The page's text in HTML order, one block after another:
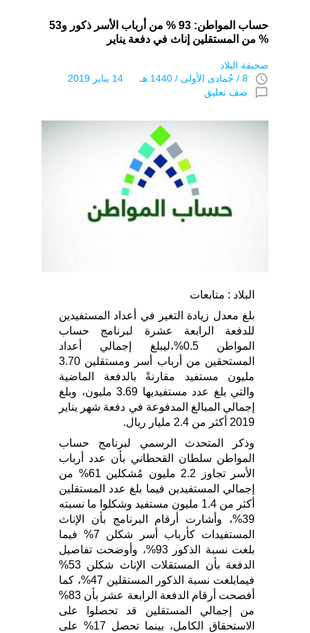
حساب المواطن: 93 % من أرباب الأسر ذكور و53
% من المستقلين إناث في دفعة يناير
صحيفة البلاد
access_time 8 / جُمادى اﻷولى / 1440 هـ 14 يناير 2019
chat_bubble_outline ضف تعليق
البلاد : متابعات
بلغ معدل زيادة التغير في أعداد المستفيدين
للدفعة الرابعة عشرة لبرنامج حساب
المواطن 0.5%،ليبلغ إجمالي أعداد
المستحقين من أرباب أسر ومستقلين 3.70
مليون مستفيد مقارنةً بالدفعة الماضية
والتي بلغ عدد مستفيديها 3.69 مليون، وبلغ
إجمالي المبالغ المدفوعة في دفعة شهر يناير
2019 أكثر من 2.4 مليار ريال.
وذكر المتحدث الرسمي لبرنامج حساب
المواطن سلطان القحطاني بأن عدد أرباب
الأسر تجاوز 2.2 مليون مُشكلين 61% من
إجمالي المستفيدين فيما بلغ عدد المستقلين
أكثر من 1.4 مليون مستفيد وشكلوا ما نسبته
39%، وأشارت أرقام البرنامج بأن الإناث
المستفيدات كأرباب أسر شكلن 7% فيما
بلغت نسبة الذكور 93%، وأوضحت تفاصيل
الدفعة بأن المستقلات الإناث شكلن 53%
فيمابلغت نسبة الذكور المستقلين 47%، كما
أفصحت أرقام الدفعة الرابعة عشر بأن 83%
من إجمالي المستقلين قد تحصلوا على
الاستحقاق الكامل، بينما تحصل 17% على